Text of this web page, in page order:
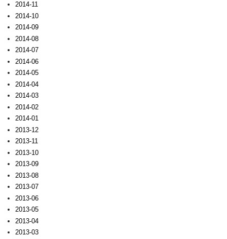
2014-11
2014-10
2014-09
2014-08
2014-07
2014-06
2014-05
2014-04
2014-03
2014-02
2014-01
2013-12
2013-11
2013-10
2013-09
2013-08
2013-07
2013-06
2013-05
2013-04
2013-03